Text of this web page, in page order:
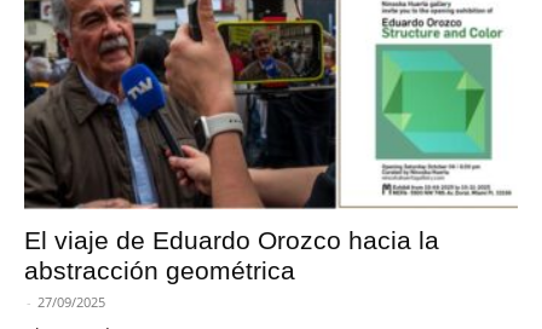
El viaje de Eduardo Orozco hacia la
abstracción geométrica
- 27/09/2025